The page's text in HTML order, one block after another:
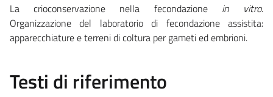
La crioconservazione nella fecondazionein vitro.
Organizzazione del laboratorio di fecondazione assistita:
apparecchiature e terreni di coltura per gameti ed embrioni.
Testi di riferimento